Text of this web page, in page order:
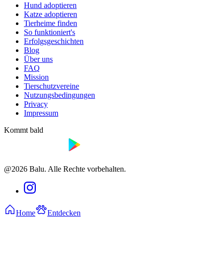
Hund adoptieren
Katze adoptieren
Tierheime finden
So funktioniert's
Erfolgsgeschichten
Blog
Über uns
FAQ
Mission
Tierschutzvereine
Nutzungsbedingungen
Privacy
Impressum
Kommt bald
@2026 Balu. Alle Rechte vorbehalten.
Home Entdecken